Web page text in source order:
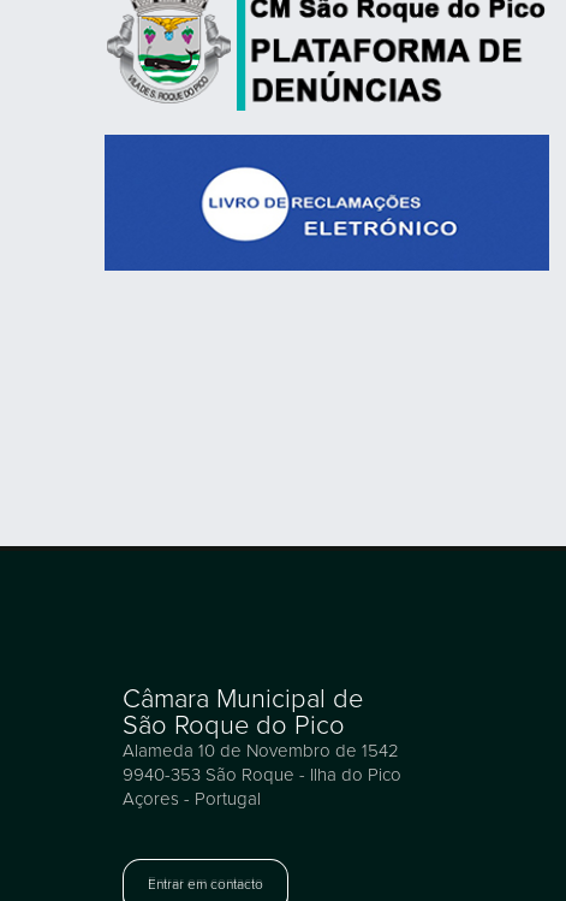
Câmara Municipal de
São Roque do Pico
Alameda 10 de Novembro de 1542
9940-353 São Roque - Ilha do Pico
Açores - Portugal
Entrar em contacto